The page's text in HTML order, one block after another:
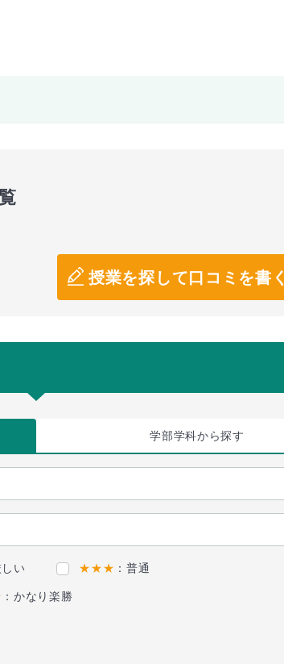
授業を探して口コミを書く
学部学科から探す
しい ★★★ ：普通
：かなり楽勝